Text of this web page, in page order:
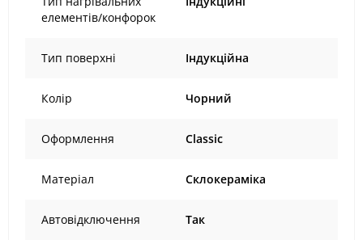
елементів/конфорок
Тип поверхні Індукційна
Колір Чорний
Оформлення Classic
Матеріал Склокераміка
Автовідключення Так